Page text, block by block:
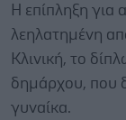
Η επίπληξη για
λεηλατημένη
Κλινική, το
δημάρχου, που
γυναίκα.